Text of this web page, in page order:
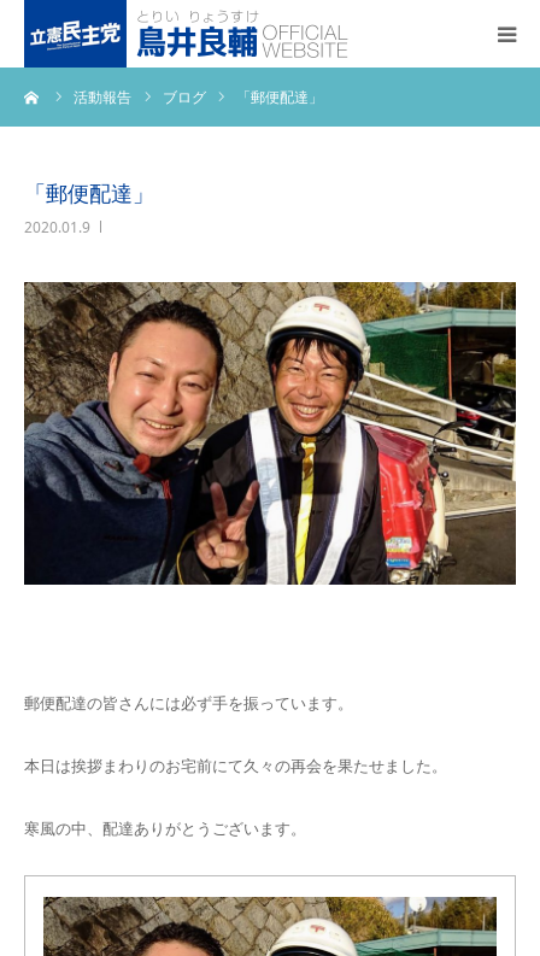
活動報告 ブログ 「郵便配達」
「郵便配達」
2020.01.9
郵便配達の皆さんには必ず手を振っています。
本日は挨拶まわりのお宅前にて久々の再会を果たせました。
寒風の中、配達ありがとうございます。
トップページ
プロフィール
事務所アクセス
活動報告